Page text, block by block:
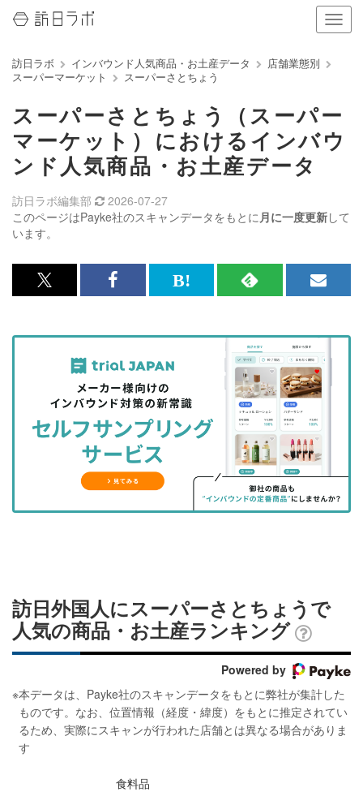
ナ
ビ
ン
の
表
り
る
訪日ラボ インバウンド人気商品・お土産データ
店舗業態別
スーパーマーケット
スーパーさとちょう
スーパーさとちょう（スーパー
マーケット）におけるインバウ
ンド人気商品・お土産データ
このページはPayke社のスキャンデータをもとに月に一度更新して
います。
訪日ラボ編集部 2026-07-27
x<br>
記
を
シ
ェ
る
Facebook<br>
記
事
を
シ
ェ
ア
す
る
は
な
ッ
ク
マ
に
RSS
記
事
を
購
読
す
る
メ
マ
ガ
登
録
す
る
訪日外国人にスーパーさとちょうで
人気の商品・お土産ランキング
Powered by
※本データは、Payke社のスキャンデータをもとに弊社が集計した
ものです。なお、位置情報（経度・緯度）をもとに推定されてい
るため、実際にスキャンが行われた店舗とは異なる場合がありま
す
食料品